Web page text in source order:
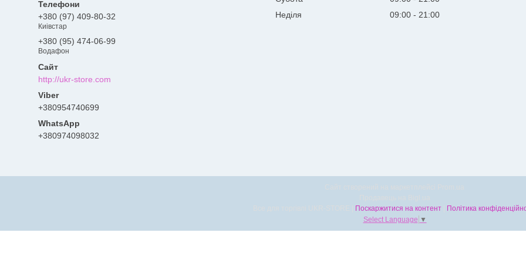
+380 (97) 409-80-32
Киівстар
+380 (95) 474-06-99
Водафон
http://ukr-store.com
+380954740699
+380974098032
Неділя
09:00 21:00
Поскаржитися на контент
Політика
Select Language ▼